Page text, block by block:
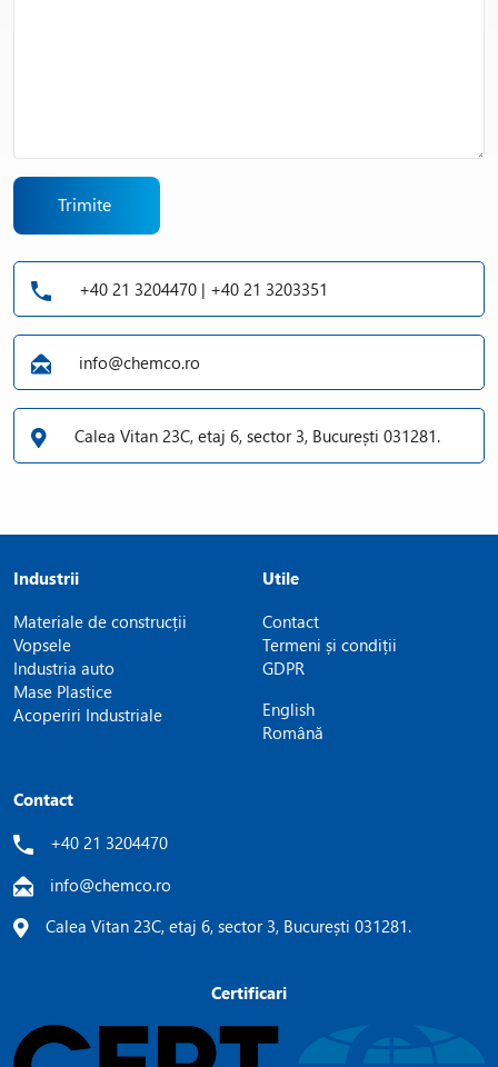
Trimite
+40 21 3204470 | +40 21 3203351
info@chemco.ro
Calea Vitan 23C, etaj 6, sector 3, București 031281.
Industrii
Materiale de construcții
Vopsele
Industria auto
Mase Plastice
Acoperiri Industriale
Utile
Contact
Termeni și condiții
GDPR
English
Română
Contact
+40 21 3204470
info@chemco.ro
Calea Vitan 23C, etaj 6, sector 3, București 031281.
Certificari